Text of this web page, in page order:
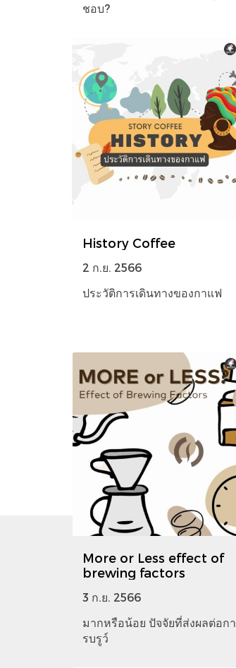
ชอบ?
History Coffee
2 ก.ย. 2566
ประวัติการเดินทางของกาแฟ
More or Less effect of
brewing factors
3 ก.ย. 2566
มากหรือน้อย ปัจจัยที่ส่งผลต่อกา
รบรูว์